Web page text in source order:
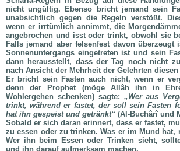
nicht ungültig. Ebenso bricht jemand sein
unabsichtlich gegen die Regeln verstößt.
wenn er irrtümlich annimmt, die
angebrochen und isst oder trinkt, obwohl sie
Falls jemand aber felsenfest davon überzeugt
Sonnenuntergangs eingetreten ist und sein
dann herausstellt, dass der Tag noch nicht
nach Ansicht der Mehrheit der Gelehrten
Er bricht sein Fasten auch nicht, wenn er
denn der Prophet (möge Allâh ihn in
Wohlergehen schenken) sagte: „Wer aus
trinkt, während er fastet, der soll sein Fasten
hat ihn gespeist und getränkt“ (Al-Buchârî und
Sobald er sich daran erinnert, dass er fastet,
zu essen oder zu trinken. Was er im Mund hat,
Wer ihn beim Essen oder Trinken sieht,
und ihn darauf aufmerksam machen.